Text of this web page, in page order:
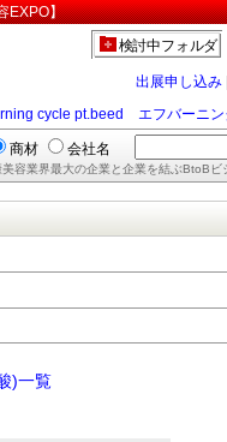
EXPO】
検討中フォルダ
出展申し込み
cycle pt.beed エフバーニン
商材 会社名
美容業界最大の企業と企業を結ぶBtoB
)一覧